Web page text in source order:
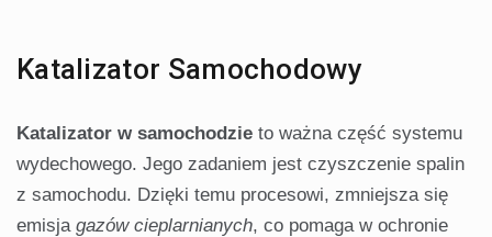
Katalizator Samochodowy
Katalizator w samochodzie to ważna część systemu
wydechowego. Jego zadaniem jest czyszczenie spalin
z samochodu. Dzięki temu procesowi, zmniejsza się
emisja gazów cieplarnianych, co pomaga w ochronie